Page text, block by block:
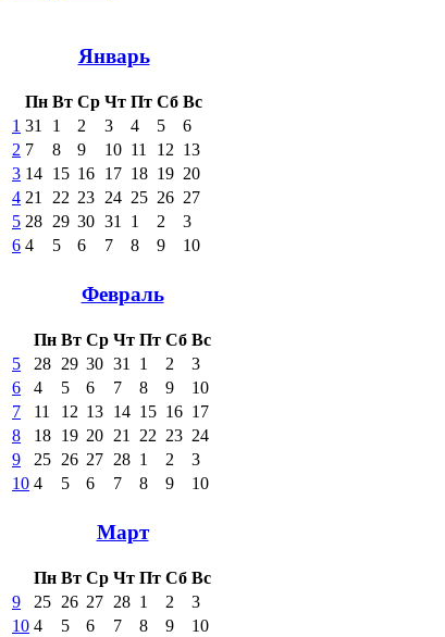
Январь
Пн Вт Ср Чт Пт Сб Вс
1 31 1 2 3 4 5
6
2 7 8 9 10 11 12 13
3 14 15 16 17 18 19 20
4 21 22 23 24 25 26 27
5 28 29 30 31 1 2
3
6 4 5 6 7 8 9 10
Февраль
Пн Вт Ср Чт Пт Сб Вс
5
28 29 30 31 1 2
3
6
4 5 6 7 8 9
10
7
11 12 13 14 15 16 17
8
18 19 20 21 22 23 24
9
25 26 27 28 1 2
3
10 4 5 6 7 8 9 10
Март
Пн Вт Ср Чт Пт Сб Вс
9
25 26 27 28 1 2
3
10 4 5 6 7 8 9
10